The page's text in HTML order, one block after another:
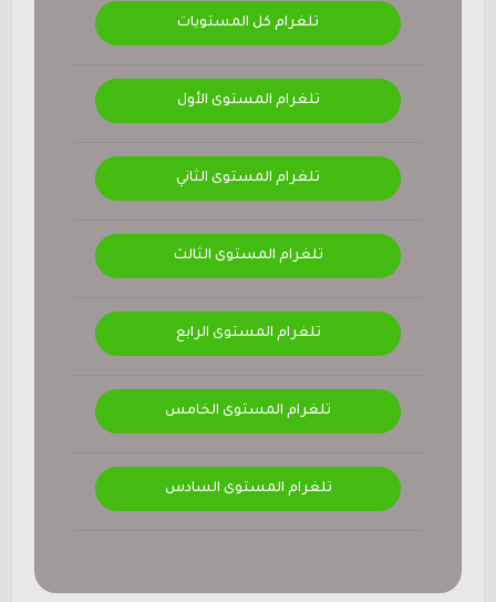
تلغرام كل المستويات
تلغرام المستوى الأول
تلغرام المستوى الثاني
تلغرام المستوى الثالث
تلغرام المستوى الرابع
تلغرام المستوى الخامس
تلغرام المستوى السادس